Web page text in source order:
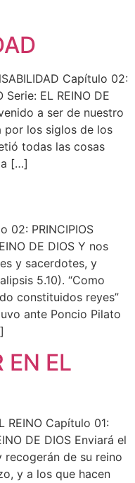
Capítulo 02:
Serie: EL REINO DE
a ser de nuestro
por los siglos de los
todas las cosas
[…]
02: PRINCIPIOS
DE DIOS Y nos
y sacerdotes, y
5.10). “Como
constituidos reyes”
ante Poncio Pilato
EN EL
REINO Capítulo 01:
DE DIOS Enviará el
recogerán de su reino
y a los que hacen